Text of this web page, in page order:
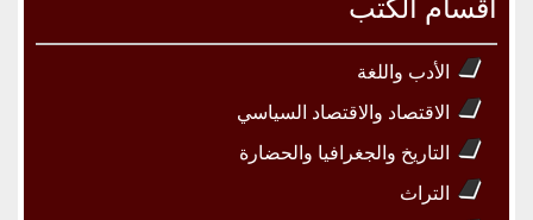
أقسام الكتب
الأدب واللغة
الاقتصاد والاقتصاد السياسي
التاريخ والجغرافيا والحضارة
التراث